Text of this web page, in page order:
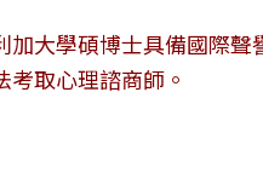
加大學碩博士具備國際
取心理諮商師。